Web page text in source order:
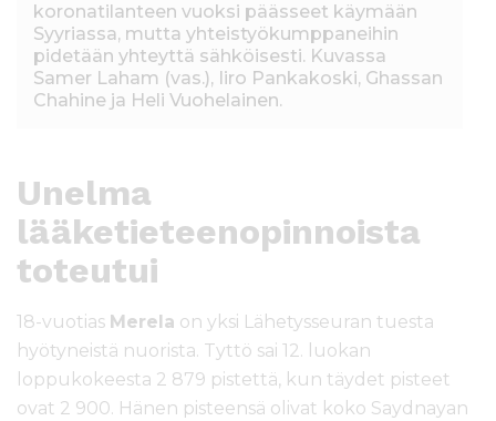
koronatilanteen vuoksi päässeet käymään
Syyriassa, mutta yhteistyökumppaneihin
pidetään yhteyttä sähköisesti. Kuvassa
Samer Laham (vas.), Iiro Pankakoski, Ghassan
Chahine ja Heli Vuohelainen.
Unelma
lääketieteenopinnoista
toteutui
18-vuotias Merela on yksi Lähetysseuran tuesta
hyötyneistä nuorista. Tyttö sai 12. luokan
loppukokeesta 2 879 pistettä, kun täydet pisteet
ovat 2 900. Hänen pisteensä olivat koko Saydnayan